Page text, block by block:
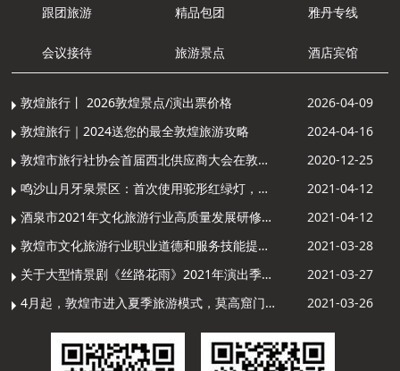
跟团旅游
精品包团 雅丹专线
会议接待 旅游景点 酒店宾馆
敦煌旅行丨 2026敦煌景点/演出票价格
2026-04-09
敦煌旅行｜2024送您的最全敦煌旅游攻略
2024-04-16
敦煌市旅行社协会首届西北供应商大会在敦煌召开
2020-12-25
鸣沙山月牙泉景区：首次使用驼形红绿灯，骆驼“看驼灯绿了”走起来
2021-04-12
酒泉市2021年文化旅游行业高质量发展研修提升培训班敦煌分训点开班
2021-04-12
敦煌市文化旅游行业职业道德和服务技能提升导游专项培训成功举办
2021-03-28
关于大型情景剧《丝路花雨》2021年演出季开演的通知
2021-03-27
4月起，敦煌市进入夏季旅游模式，莫高窟门票价格调整
2021-03-26